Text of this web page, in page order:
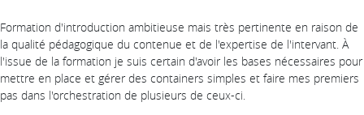
Formation d'introduction ambitieuse mais très pertinente en raison de
la qualité pédagogique du contenue et de l'expertise de l'intervant. À
l'issue de la formation je suis certain d'avoir les bases nécessaires pour
mettre en place et gérer des containers simples et faire mes premiers
pas dans l'orchestration de plusieurs de ceux-ci.